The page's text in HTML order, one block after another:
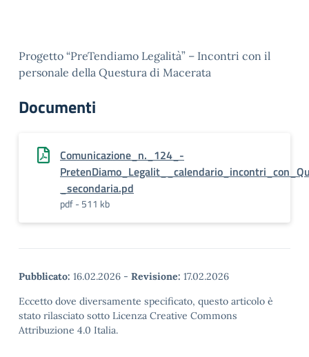
Progetto “PreTendiamo Legalità” – Incontri con il
personale della Questura di Macerata
Documenti
Comunicazione_n._124_-
_secondaria.pd
pdf - 511 kb
Pubblicato: 16.02.2026 - Revisione: 17.02.2026
Eccetto dove diversamente specificato, questo articolo è
stato rilasciato sotto Licenza Creative Commons
Attribuzione 4.0 Italia.